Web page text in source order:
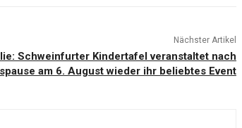
Nächster Artikel
Schweinfurter Kindertafel veranstaltet nach
am 6. August wieder ihr beliebtes Event